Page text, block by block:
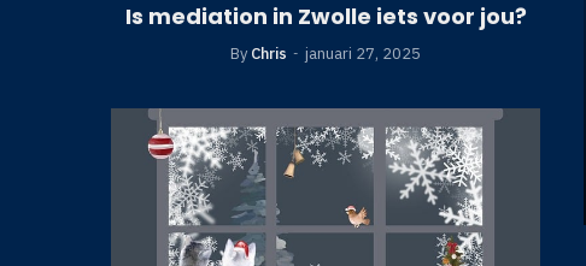
Is mediation in Zwolle iets voor jou?
By Chris januari 27, 2025